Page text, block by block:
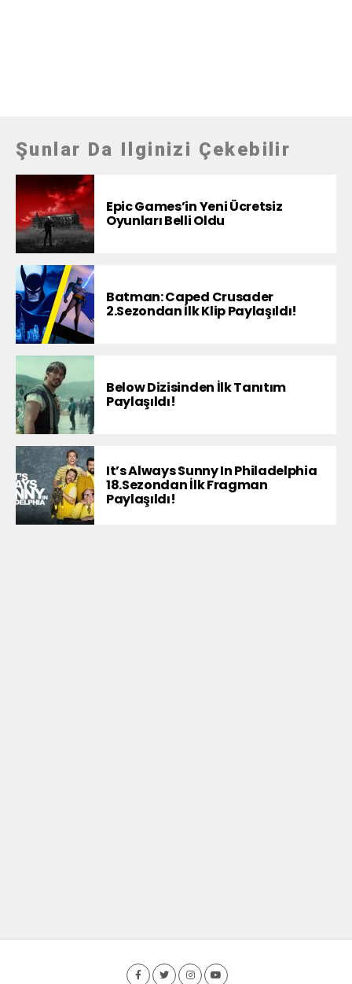
Şunlar Da Ilginizi Çekebilir
Epic Games’in Yeni Ücretsiz
Oyunları Belli Oldu
Batman: Caped Crusader
2.Sezondan İlk Klip Paylaşıldı!
Below Dizisinden İlk Tanıtım
Paylaşıldı!
It’s Always Sunny In Philadelphia
18.Sezondan İlk Fragman
Paylaşıldı!